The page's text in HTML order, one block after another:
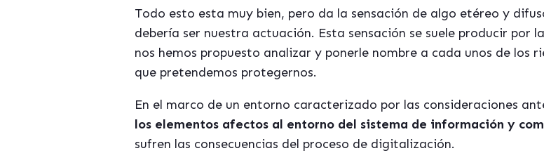
Todo esto esta muy bien, pero da la sensación de algo etéreo y
debería ser nuestra actuación. Esta sensación se suele producir por
nos hemos propuesto analizar y ponerle nombre a cada unos de los
que pretendemos protegernos.
En el marco de un entorno caracterizado por las consideraciones
los elementos afectos al entorno del sistema de información y
sufren las consecuencias del proceso de digitalización.